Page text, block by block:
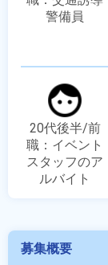
警備員
20代後半/前
職：イベント
スタッフのア
ルバイト
募集概要